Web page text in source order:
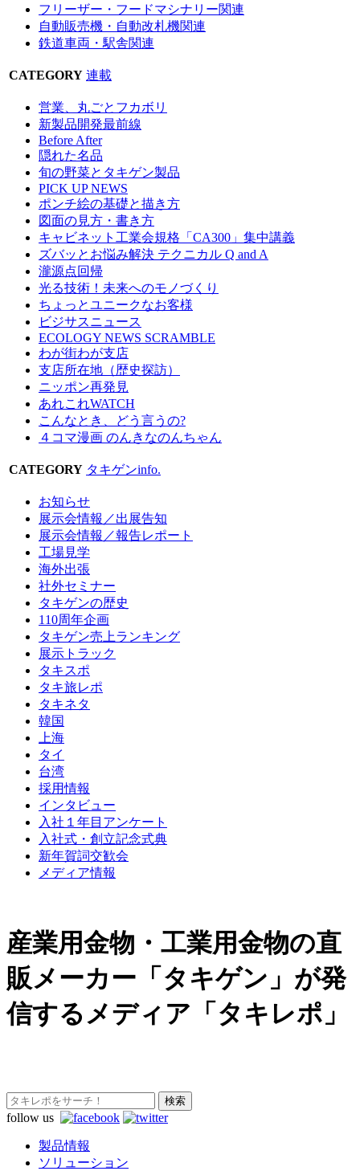
フリーザー・フードマシナリー関連
自動販売機・自動改札機関連
鉄道車両・駅舎関連
CATEGORY 連載
営業、丸ごとフカボリ
新製品開発最前線
Before After
隠れた名品
旬の野菜とタキゲン製品
PICK UP NEWS
ポンチ絵の基礎と描き方
図面の見方・書き方
キャビネット工業会規格「CA300」集中講義
ズバッとお悩み解決 テクニカル Q and A
瀧源点回帰
光る技術！未来へのモノづくり
ちょっとユニークなお客様
ビジサスニュース
ECOLOGY NEWS SCRAMBLE
わが街わが支店
支店所在地（歴史探訪）
ニッポン再発見
あれこれWATCH
こんなとき、どう言うの?
４コマ漫画 のんきなのんちゃん
CATEGORY タキゲンinfo.
お知らせ
展示会情報／出展告知
展示会情報／報告レポート
工場見学
海外出張
社外セミナー
タキゲンの歴史
110周年企画
タキゲン売上ランキング
展示トラック
タキスポ
タキ旅レポ
タキネタ
韓国
上海
タイ
台湾
採用情報
インタビュー
入社１年目アンケート
入社式・創立記念式典
新年賀詞交歓会
メディア情報
産業用金物・工業用金物の直
販メーカー「タキゲン」が発
信するメディア「タキレポ」
follow us
製品情報
ソリューション